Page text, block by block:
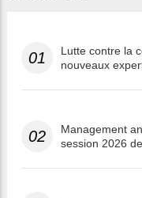
01
Lutte contre la
nouveaux
02
Management
session 2026